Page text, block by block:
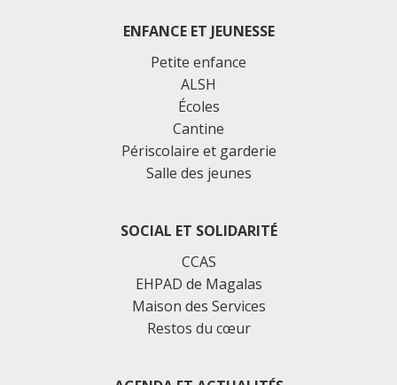
ENFANCE ET JEUNESSE
Petite enfance
ALSH
Écoles
Cantine
Périscolaire et garderie
Salle des jeunes
SOCIAL ET SOLIDARITÉ
CCAS
EHPAD de Magalas
Maison des Services
Restos du cœur